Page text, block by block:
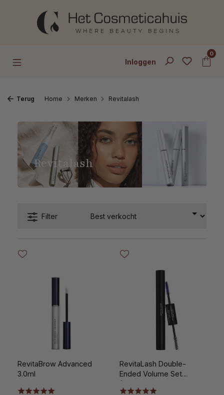
Ga naar de hoofdinhoud
Inloggen
0
Terug Home Merken Revitalash
Revitalash
Filter
RevitaBrow Advanced
3.0ml
RevitaLash Double-
Ended Volume Set
(Primer/Mascara)